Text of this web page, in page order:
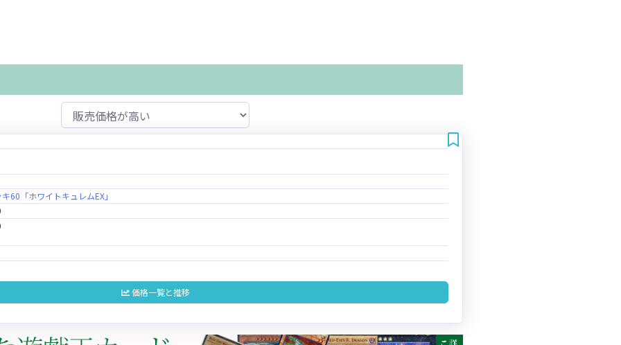
60「ホワイトキュレムEX」
価格一覧と推移